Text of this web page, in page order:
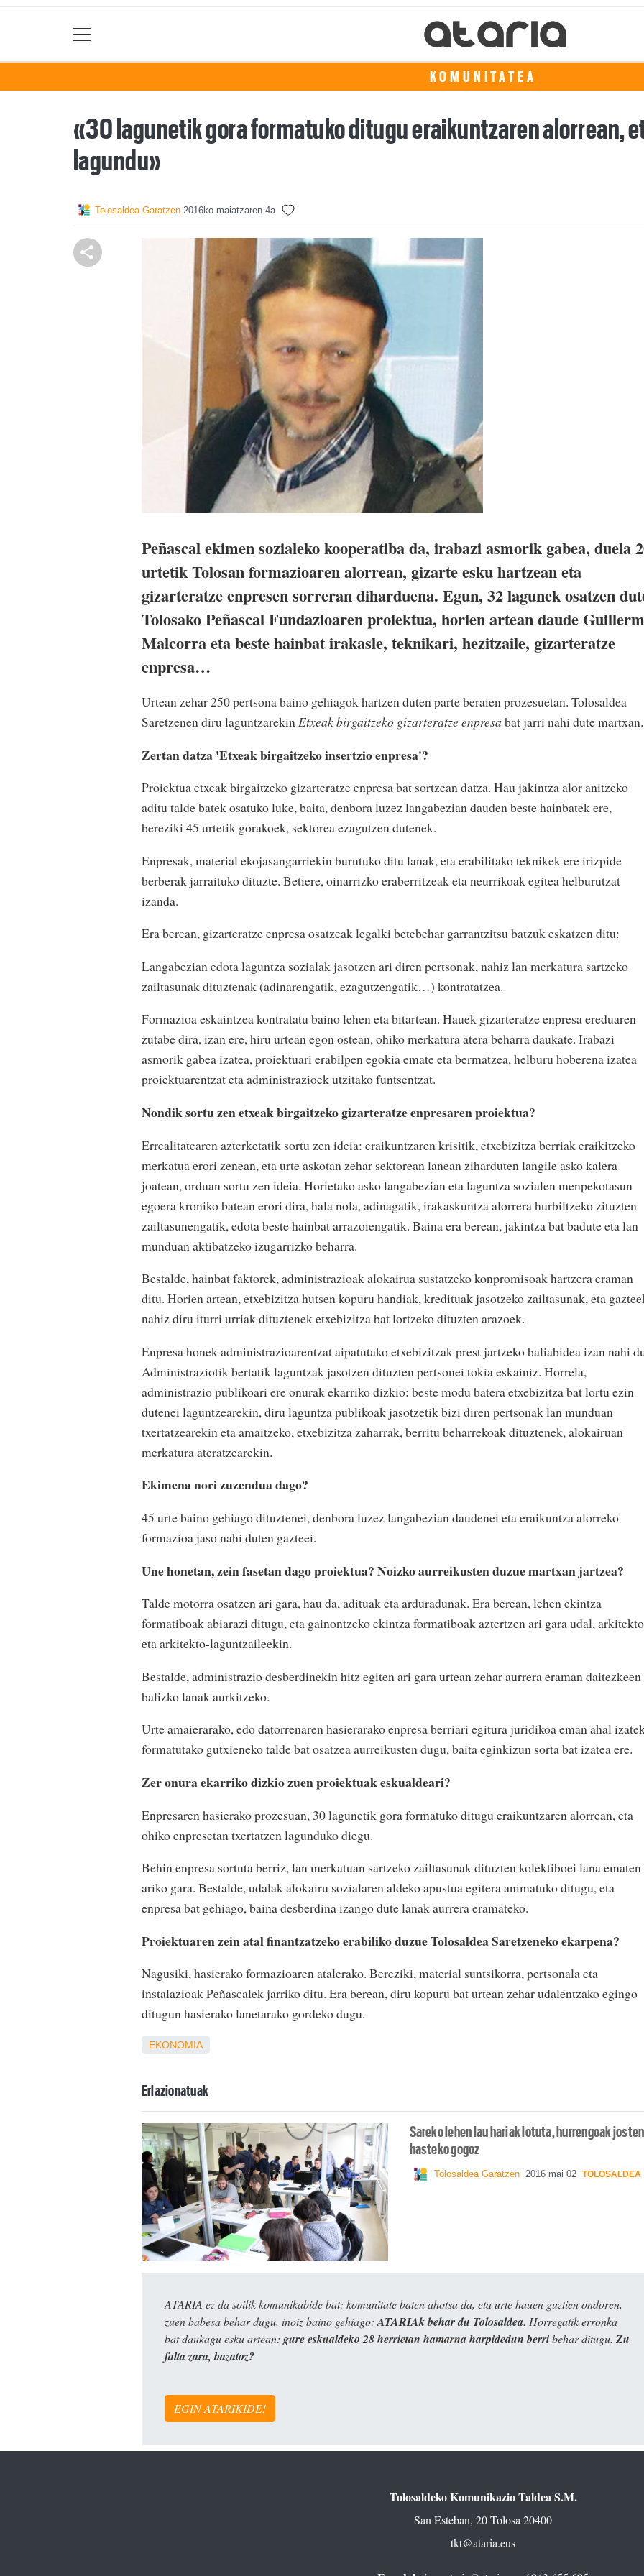
KOMUNITATEA
«30 lagunetik gora formatuko ditugu eraikuntzaren alorrean,
lagundu»
Tolosaldea Garatzen 2016ko maiatzaren 4a
Peñascal ekimen sozialeko kooperatiba da, irabazi asmorik gabea, duela
urtetik Tolosan formazioaren alorrean, gizarte esku hartzean eta
gizarteratze enpresen sorreran diharduena. Egun, 32 lagunek osatzen
Tolosako Peñascal Fundazioaren proiektua, horien artean daude
Malcorra eta beste hainbat irakasle, teknikari, hezitzaile, gizarteratze
enpresa…
Urtean zehar 250 pertsona baino gehiagok hartzen duten parte beraien prozesuetan. Tolosaldea
Saretzenen diru laguntzarekinEtxeak birgaitzeko gizarteratze enpresa bat jarri nahi dute martxan.
Zertan datza 'Etxeak birgaitzeko insertzio enpresa'?
Proiektua etxeak birgaitzeko gizarteratze enpresa bat sortzean datza. Hau jakintza alor anitzeko
aditu talde batek osatuko luke, baita, denbora luzez langabezian dauden beste hainbatek ere,
bereziki 45 urtetik gorakoek, sektorea ezagutzen dutenek.
Enpresak, material ekojasangarriekin burutuko ditu lanak, eta erabilitako teknikek ere irizpide
berberak jarraituko dituzte. Betiere, oinarrizko eraberritzeak eta neurrikoak egitea helburutzat
izanda.
Era berean, gizarteratze enpresa osatzeak legalki betebehar garrantzitsu batzuk eskatzen ditu:
Langabezian edota laguntza sozialak jasotzen ari diren pertsonak, nahiz lan merkatura sartzeko
zailtasunak dituztenak (adinarengatik, ezagutzengatik…) kontratatzea.
Formazioa eskaintzea kontratatu baino lehen eta bitartean. Hauek gizarteratze enpresa ereduaren
zutabe dira, izan ere, hiru urtean egon ostean, ohiko merkatura atera beharra daukate. Irabazi
asmorik gabea izatea, proiektuari erabilpen egokia emate eta bermatzea, helburu hoberena izatea
proiektuarentzat eta administrazioek utzitako funtsentzat.
Nondik sortu zen etxeak birgaitzeko gizarteratze enpresaren proiektua?
Errealitatearen azterketatik sortu zen ideia: eraikuntzaren krisitik, etxebizitza berriak eraikitzeko
merkatua erori zenean, eta urte askotan zehar sektorean lanean ziharduten langile asko kalera
joatean, orduan sortu zen ideia. Horietako asko langabezian eta laguntza sozialen menpekotasun
egoera kroniko batean erori dira, hala nola, adinagatik, irakaskuntza alorrera hurbiltzeko zituzten
zailtasunengatik, edota beste hainbat arrazoiengatik. Baina era berean, jakintza bat badute eta lan
munduan aktibatzeko izugarrizko beharra.
Bestalde, hainbat faktorek, administrazioak alokairua sustatzeko konpromisoak hartzera eraman
ditu. Horien artean, etxebizitza hutsen kopuru handiak, kredituak jasotzeko zailtasunak, eta
nahiz diru iturri urriak dituztenek etxebizitza bat lortzeko dituzten arazoek.
Enpresa honek administrazioarentzat aipatutako etxebizitzak prest jartzeko baliabidea izan nahi
Administraziotik bertatik laguntzak jasotzen dituzten pertsonei tokia eskainiz. Horrela,
administrazio publikoari ere onurak ekarriko dizkio: beste modu batera etxebizitza bat lortu ezin
dutenei laguntzearekin, diru laguntza publikoak jasotzetik bizi diren pertsonak lan munduan
txertatzearekin eta amaitzeko, etxebizitza zaharrak, berritu beharrekoak dituztenek, alokairuan
merkatura ateratzearekin.
Ekimena nori zuzendua dago?
45 urte baino gehiago dituztenei, denbora luzez langabezian daudenei eta eraikuntza alorreko
formazioa jaso nahi duten gazteei.
Une honetan, zein fasetan dago proiektua? Noizko aurreikusten duzue martxan jartzea?
Talde motorra osatzen ari gara, hau da, adituak eta arduradunak. Era berean, lehen ekintza
formatiboak abiarazi ditugu, eta gainontzeko ekintza formatiboak aztertzen ari gara udal, arkitekto
eta arkitekto-laguntzaileekin.
Bestalde, administrazio desberdinekin hitz egiten ari gara urtean zehar aurrera eraman daitezkeen
balizko lanak aurkitzeko.
Urte amaierarako, edo datorrenaren hasierarako enpresa berriari egitura juridikoa eman ahal
formatutako gutxieneko talde bat osatzea aurreikusten dugu, baita eginkizun sorta bat izatea ere.
Zer onura ekarriko dizkio zuen proiektuak eskualdeari?
Enpresaren hasierako prozesuan, 30 lagunetik gora formatuko ditugu eraikuntzaren alorrean, eta
ohiko enpresetan txertatzen lagunduko diegu.
Behin enpresa sortuta berriz, lan merkatuan sartzeko zailtasunak dituzten kolektiboei lana ematen
ariko gara. Bestalde, udalak alokairu sozialaren aldeko apustua egitera animatuko ditugu, eta
enpresa bat gehiago, baina desberdina izango dute lanak aurrera eramateko.
Proiektuaren zein atal finantzatzeko erabiliko duzue Tolosaldea Saretzeneko ekarpena?
Nagusiki, hasierako formazioaren atalerako. Bereziki, material suntsikorra, pertsonala eta
instalazioak Peñascalek jarriko ditu. Era berean, diru kopuru bat urtean zehar udalentzako egingo
ditugun hasierako lanetarako gordeko dugu.
EKONOMIA
Erlazionatuak
Sareko lehen lau hariak lotuta, hurrengoak josten
hasteko gogoz
Tolosaldea Garatzen 2016 mai 02 TOLOSALDEA
ATARIA ez da soilik komunikabide bat: komunitate baten ahotsa da, eta urte hauen guztien ondoren,
zuen babesa behar dugu, inoiz baino gehiago:ATARIAk behar du Tolosaldea. Horregatik erronka
bat daukagu esku artean: gure eskualdeko 28 herrietan hamarna harpidedun berribehar ditugu. Zu
falta zara, bazatoz?
EGIN ATARIKIDE!
Tolosaldeko Komunikazio Taldea S.M.
San Esteban, 20 Tolosa 20400
tkt@ataria.eus